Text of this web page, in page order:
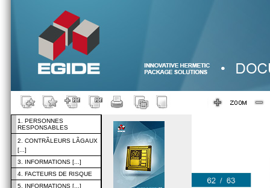
1. PERSONNES
RESPONSABLES
2. CONTRÃLEURS LÃGAUX
[...]
3. INFORMATIONS [...]
4. FACTEURS DE RISQUE
5. INFORMATIONS [...]